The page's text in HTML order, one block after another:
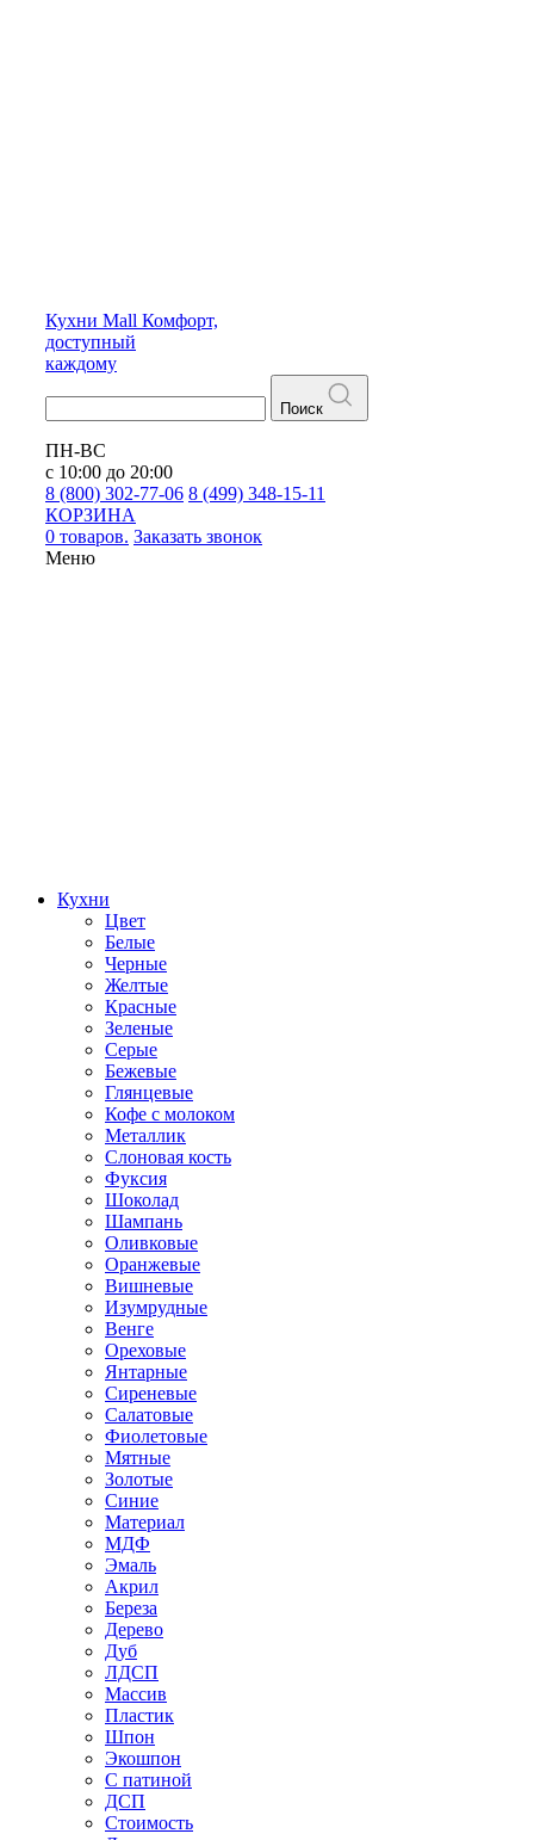
Кухни Mall Комфорт,
доступный
каждому
Поиск
ПН-ВС
с 10:00 до 20:00
8 (800) 302-77-06 8 (499) 348-15-11
КОРЗИНА
0 товаров. Заказать звонок
Меню
Кухни
Цвет
Белые
Черные
Желтые
Красные
Зеленые
Серые
Бежевые
Глянцевые
Кофе с молоком
Металлик
Слоновая кость
Фуксия
Шоколад
Шампань
Оливковые
Оранжевые
Вишневые
Изумрудные
Венге
Ореховые
Янтарные
Сиреневые
Салатовые
Фиолетовые
Мятные
Золотые
Синие
Материал
МДФ
Эмаль
Акрил
Береза
Дерево
Дуб
ЛДСП
Массив
Пластик
Шпон
Экошпон
С патиной
ДСП
Стоимость